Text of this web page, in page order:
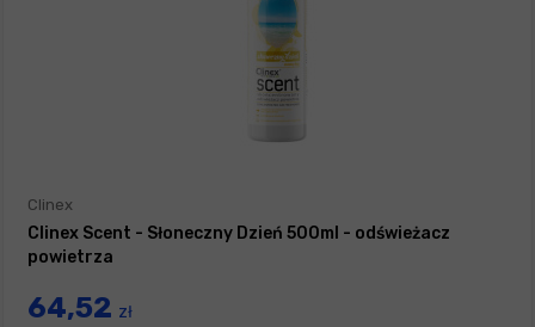
Clinex
Clinex Scent - Słoneczny Dzień 500ml - odświeżacz
powietrza
64,52 zł